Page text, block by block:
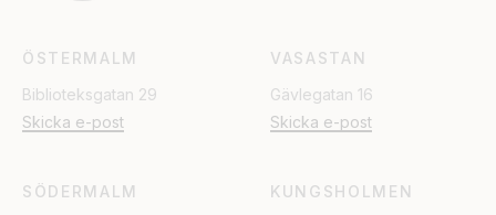
ÖSTERMALM
Biblioteksgatan 29
Skicka e-post
VASASTAN
Gävlegatan 16
Skicka e-post
SÖDERMALM
KUNGSHOLMEN